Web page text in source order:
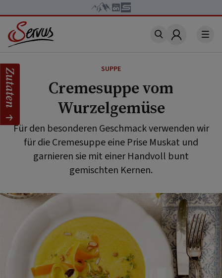
Account
SUPPE
Cremesuppe vom
Wurzelgemüse
Für den besonderen Geschmack verwenden wir
für die Cremesuppe eine Prise Muskat und
garnieren sie mit einer Handvoll bunt
gemischten Kernen.
Zutaten